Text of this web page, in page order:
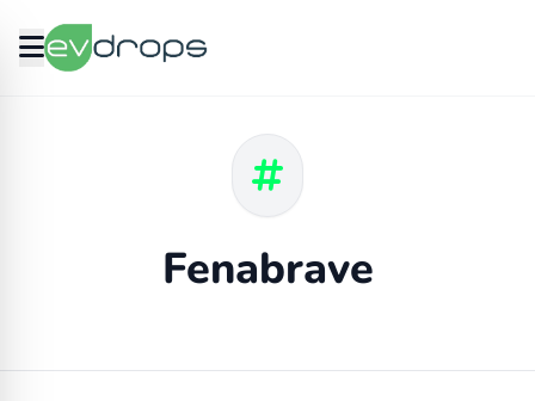
Fenabrave